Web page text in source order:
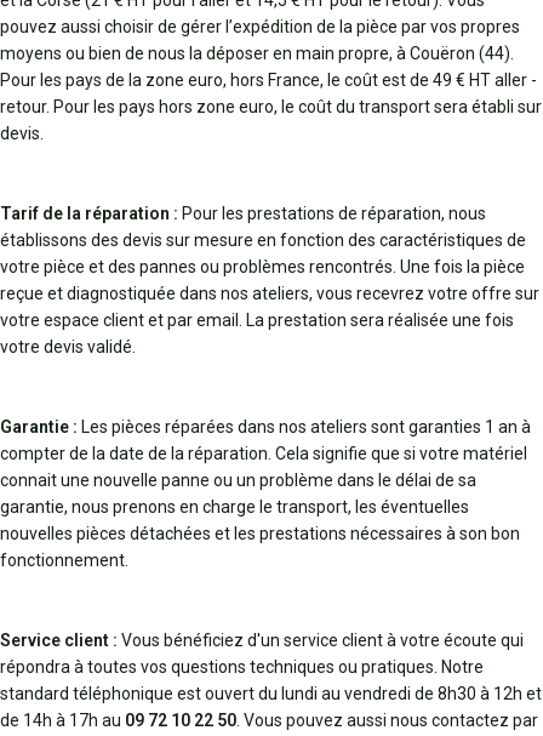
pouvez aussi choisir de gérer l’expédition de la pièce par vos propres
moyens ou bien de nous la déposer en main propre, à Couëron (44).
Pour les pays de la zone euro, hors France, le coût est de 49 € HT aller -
retour. Pour les pays hors zone euro, le coût du transport sera établi sur
devis.
Tarif de la réparation : Pour les prestations de réparation, nous
établissons des devis sur mesure en fonction des caractéristiques de
votre pièce et des pannes ou problèmes rencontrés. Une fois la pièce
reçue et diagnostiquée dans nos ateliers, vous recevrez votre offre sur
votre espace client et par email. La prestation sera réalisée une fois
votre devis validé.
Garantie : Les pièces réparées dans nos ateliers sont garanties 1 an à
compter de la date de la réparation. Cela signifie que si votre matériel
connait une nouvelle panne ou un problème dans le délai de sa
garantie, nous prenons en charge le transport, les éventuelles
nouvelles pièces détachées et les prestations nécessaires à son bon
fonctionnement.
Service client : Vous bénéficiez d'un service client à votre écoute qui
répondra à toutes vos questions techniques ou pratiques. Notre
standard téléphonique est ouvert du lundi au vendredi de 8h30 à 12h et
de 14h à 17h au 09 72 10 22 50 . Vous pouvez aussi nous contactez par